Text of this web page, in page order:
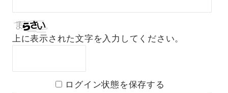
上に表示された文字を入力してください。
ログイン状態を保存する